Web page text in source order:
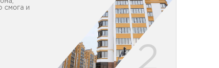
смога и